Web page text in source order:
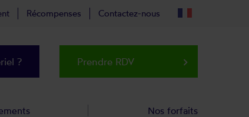
Récompenses Contactez-nous
? Prendre RDV keyboard_arrow_right
Nos forfaits